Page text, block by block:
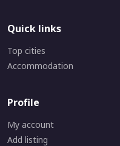
Quick links
Top cities
Accommodation
Profile
My account
Add listing